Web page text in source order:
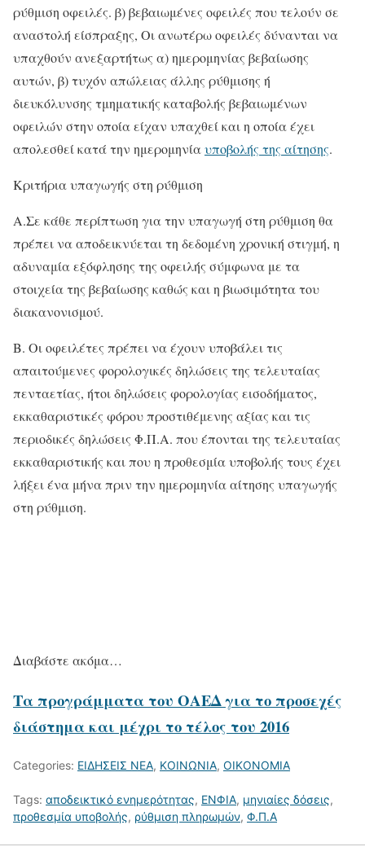
ρύθμιση οφειλές. β) βεβαιωμένες οφειλές που τελούν σε
αναστολή είσπραξης, Οι ανωτέρω οφειλές δύνανται να
υπαχθούν ανεξαρτήτως α) ημερομηνίας βεβαίωσης
αυτών, β) τυχόν απώλειας άλλης ρύθμισης ή
διευκόλυνσης τμηματικής καταβολής βεβαιωμένων
οφειλών στην οποία είχαν υπαχθεί και η οποία έχει
απολεσθεί κατά την ημερομηνίαυποβολής της αίτησης.
Κριτήρια υπαγωγής στη ρύθμιση
A.Σε κάθε περίπτωση για την υπαγωγή στη ρύθμιση θα
πρέπει να αποδεικνύεται τη δεδομένη χρονική στιγμή, η
αδυναμία εξόφλησης της οφειλής σύμφωνα με τα
στοιχεία της βεβαίωσης καθώς και η βιωσιμότητα του
διακανονισμού.
B. Οι οφειλέτες πρέπει να έχουν υποβάλει τις
απαιτούμενες φορολογικές δηλώσεις της τελευταίας
πενταετίας, ήτοι δηλώσεις φορολογίας εισοδήματος,
εκκαθαριστικές φόρου προστιθέμενης αξίας και τις
περιοδικές δηλώσεις Φ.Π.Α. που έπονται της τελευταίας
εκκαθαριστικής και που η προθεσμία υποβολής τους έχει
λήξει ένα μήνα πριν την ημερομηνία αίτησης υπαγωγής
στη ρύθμιση.
Διαβάστε ακόμα…
Τα προγράμματα του ΟΑΕΔ για το προσεχές
διάστημα και μέχρι το τέλος του 2016
Categories: ΕΙΔΗΣΕΙΣ ΝΕΑ, ΚΟΙΝΩΝΙΑ, ΟΙΚΟΝΟΜΙΑ
Tags: αποδεικτικό ενημερότητας, ΕΝΦΙΑ, μηνιαίες δόσεις,
προθεσμία υποβολής, ρύθμιση πληρωμών, Φ.Π.Α